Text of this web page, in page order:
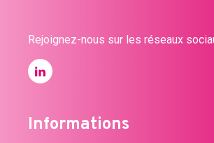
Rejoignez-nous sur les réseaux
Informations